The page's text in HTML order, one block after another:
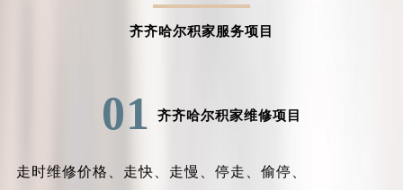
齐齐哈尔积家服务项目
01 齐齐哈尔积家维修项目
走时维修价格、 走快、 走慢、 停走、 偷停、